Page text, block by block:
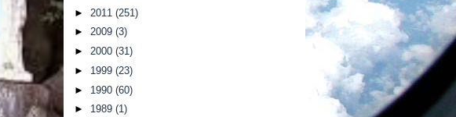
► 2011 (251)
► 2009 (3)
► 2000 (31)
► 1999 (23)
► 1990 (60)
► 1989 (1)